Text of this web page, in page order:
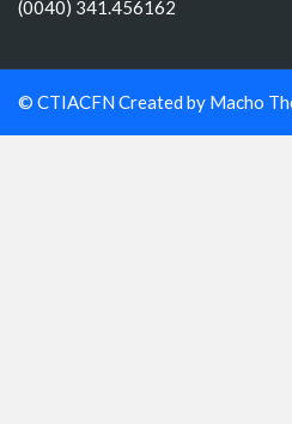
(0040) 341.456162
© CTIACFN Created by Macho